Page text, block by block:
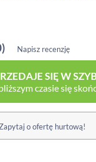
Napisz recenzję
SIĘ W
czasie się
o ofertę hurtową!